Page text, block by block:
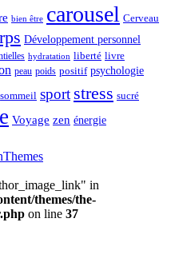
bien être carousel Cerveau
Développement personnel
hydratation liberté livre
peau poids positif psychologie
sommeil sport stress sucré
Voyage zen énergie
in
themes/the-
on line 37